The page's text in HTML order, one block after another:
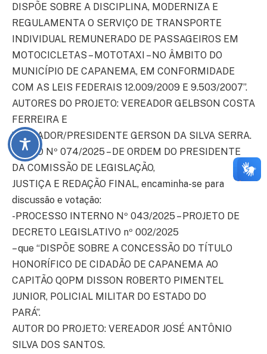
DISPÕE SOBRE A DISCIPLINA, MODERNIZA E
REGULAMENTA O SERVIÇO DE TRANSPORTE
INDIVIDUAL REMUNERADO DE PASSAGEIROS EM
MOTOCICLETAS – MOTOTAXI – NO ÂMBITO DO
MUNICÍPIO DE CAPANEMA, EM CONFORMIDADE
COM AS LEIS FEDERAIS 12.009/2009 E 9.503/2007”.
AUTORES DO PROJETO: VEREADOR GELBSON COSTA
FERREIRA E
VEREADOR/PRESIDENTE GERSON DA SILVA SERRA.
OFÍCIO Nº 074/2025 – DE ORDEM DO PRESIDENTE
DA COMISSÃO DE LEGISLAÇÃO,
JUSTIÇA E REDAÇÃO FINAL, encaminha-se para
discussão e votação:
-PROCESSO INTERNO Nº 043/2025 – PROJETO DE
DECRETO LEGISLATIVO nº 002/2025
– que “DISPÕE SOBRE A CONCESSÃO DO TÍTULO
HONORÍFICO DE CIDADÃO DE CAPANEMA AO
CAPITÃO QOPM DISSON ROBERTO PIMENTEL
JUNIOR, POLICIAL MILITAR DO ESTADO DO
PARÁ”.
AUTOR DO PROJETO: VEREADOR JOSÉ ANTÔNIO
SILVA DOS SANTOS.